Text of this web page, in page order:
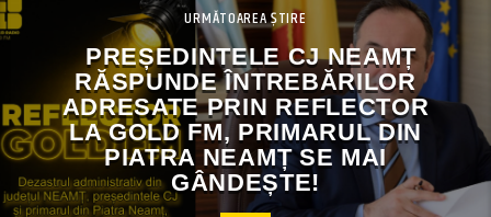
URMĂTOAREA ȘTIRE
PREȘEDINTELE CJ NEAMȚ
RĂSPUNDE ÎNTREBĂRILOR
ADRESATE PRIN REFLECTOR
LA GOLD FM, PRIMARUL DIN
PIATRA NEAMȚ SE MAI
GÂNDEȘTE!